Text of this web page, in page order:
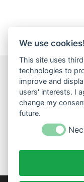
Impressum
We use cookies!
This site uses
technologies to
improve and
users' interests. I
change my
future.